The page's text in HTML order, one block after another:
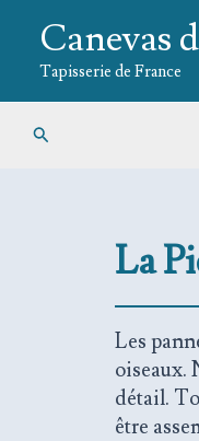
contenu
Canevas
Tapisserie de France
Rechercher
La
Les
oiseaux.
détail.
être